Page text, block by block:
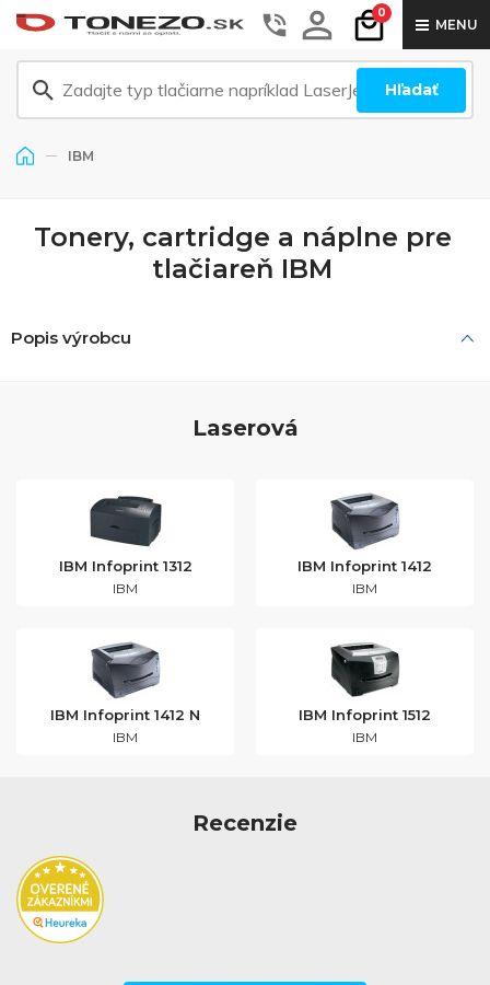
0
MENU
Hľadať
IBM
Tonery, cartridge a náplne pre
tlačiareň IBM
Popis výrobcu
Laserová
IBM Infoprint 1312
IBM
IBM Infoprint 1412
IBM
IBM Infoprint 1412 N
IBM
IBM Infoprint 1512
IBM
Recenzie